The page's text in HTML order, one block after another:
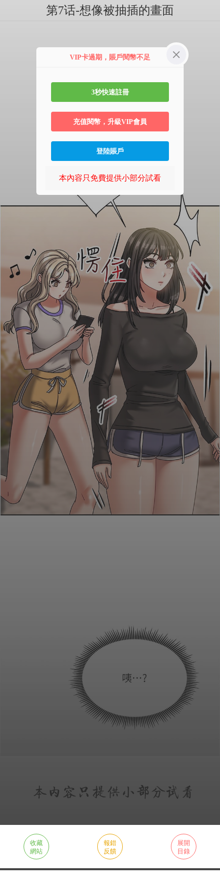
第7话-想像被抽插的畫面
收藏
網站
報錯
反饋
展開
目錄
VIP卡過期，賬戶閱幣不足
3秒快速註冊
充值閱幣，升級VIP會員
登陸賬戶
本內容只免費提供小部分試看